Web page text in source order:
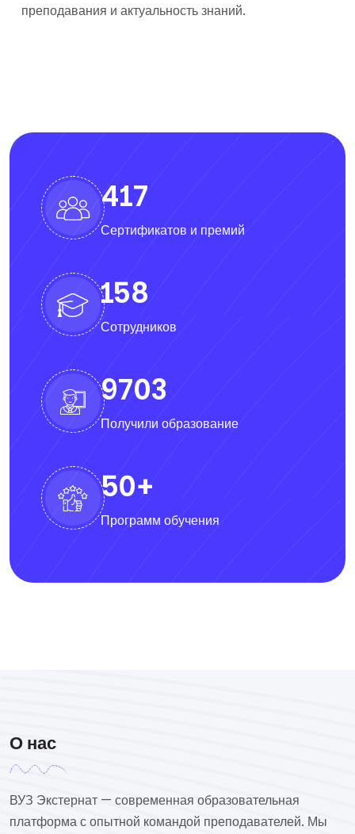
преподавания и актуальность знаний.
423
Сертификатов и премий
160
Сотрудников
9858
Получили образование
50+
Программ обучения
О нас
ВУЗ Экстернат — современная образовательная
платформа с опытной командой преподавателей. Мы